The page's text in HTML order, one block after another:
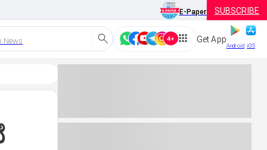
E-Paper SUBSCRIBE
News Get App
Android iOS